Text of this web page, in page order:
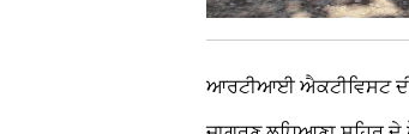
ਆਰਟੀਆਈ ਐਕਟੀਵਿਸਟ